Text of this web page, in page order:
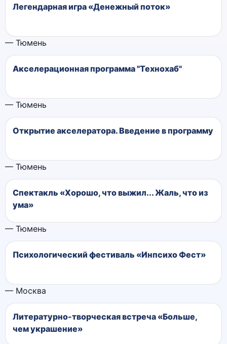
Легендарная игра «Денежный поток»
— Тюмень
Акселерационная программа "Технохаб"
— Тюмень
Открытие акселератора. Введение в программу
— Тюмень
Спектакль «Хорошо, что выжил... Жаль, что из
ума»
— Тюмень
Психологический фестиваль «Инпсихо Фест»
— Москва
Литературно-творческая встреча «Больше,
чем украшение»